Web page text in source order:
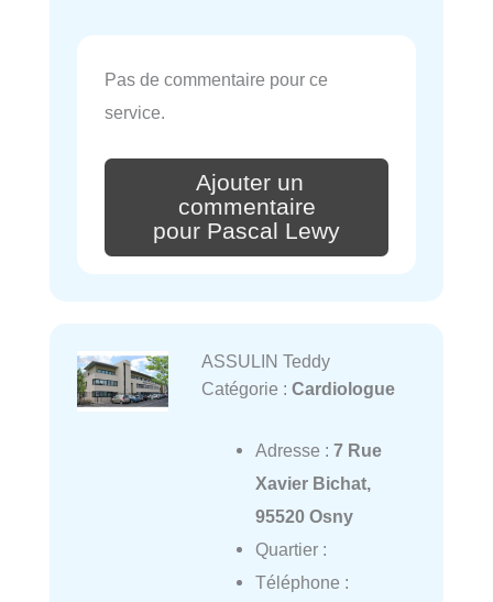
Pas de commentaire pour ce
service.
Ajouter un
commentaire
pour Pascal Lewy
ASSULIN Teddy
Catégorie : Cardiologue
Adresse : 7 Rue
Xavier Bichat,
95520 Osny
Quartier :
Téléphone :